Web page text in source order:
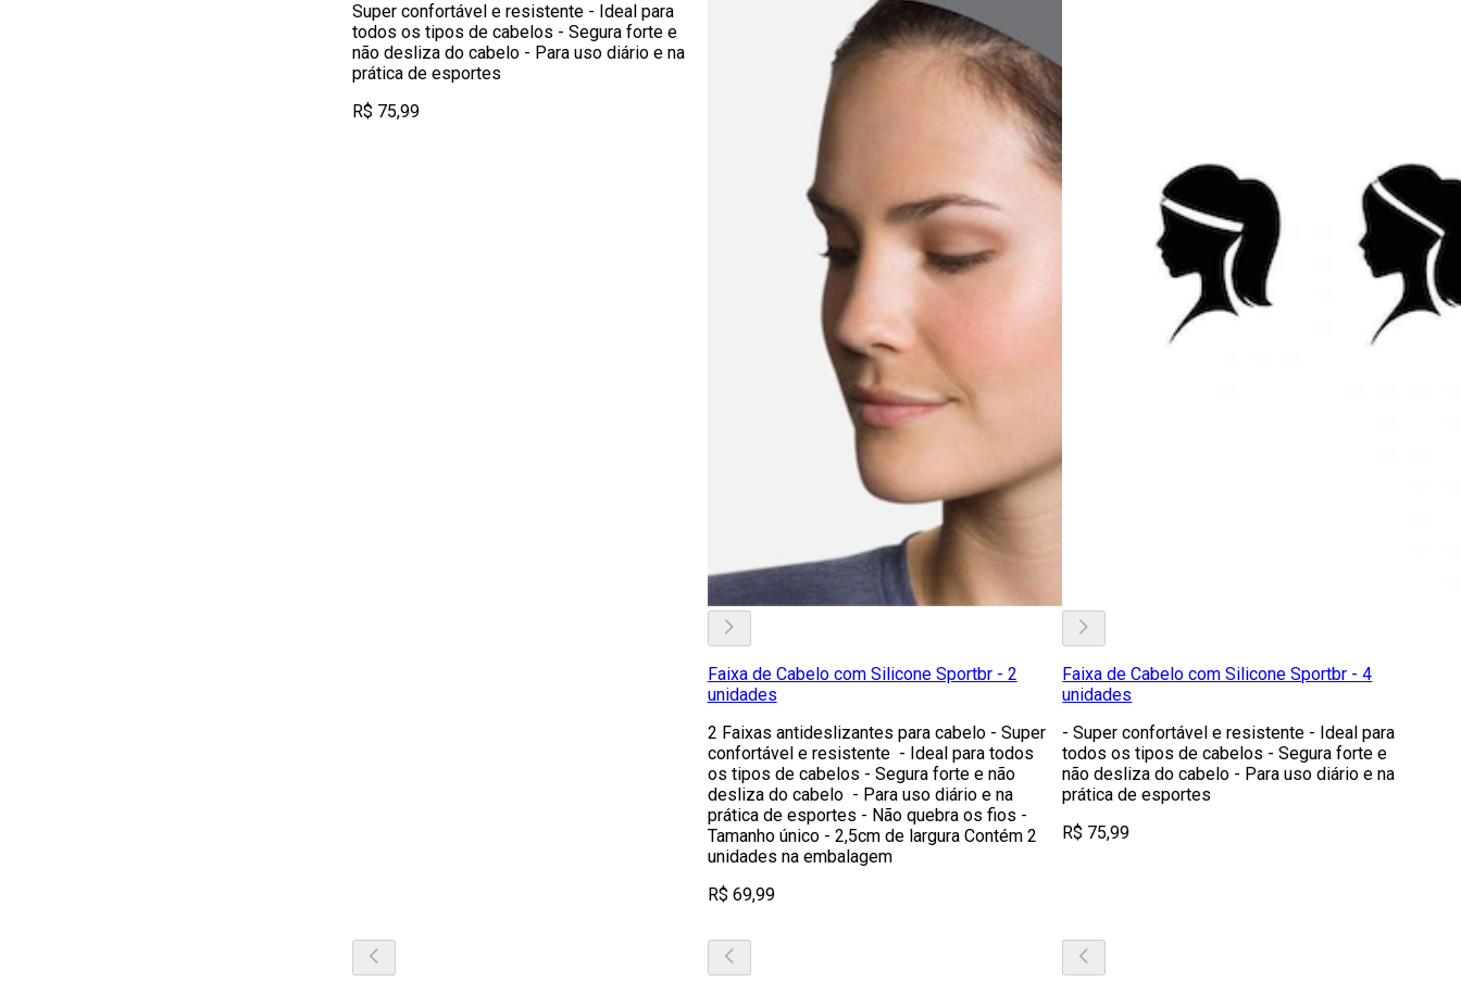
Super confortável e resistente - Ideal para
todos os tipos de cabelos - Segura forte e
não desliza do cabelo - Para uso diário e na
prática de esportes
R$ 75,99
Faixa de Cabelo com Silicone Sportbr - 2
unidades
2 Faixas antideslizantes para cabelo - Super
confortável e resistente - Ideal para todos
os tipos de cabelos - Segura forte e não
desliza do cabelo - Para uso diário e na
prática de esportes - Não quebra os fios -
Tamanho único - 2,5cm de largura Contém 2
unidades na embalagem
R$ 69,99
Faixa de Cabelo com Silicone Sportbr - 4
unidades
- Super confortável e resistente - Ideal para
todos os tipos de cabelos - Segura forte e
não desliza do cabelo - Para uso diário e na
prática de esportes
R$ 75,99